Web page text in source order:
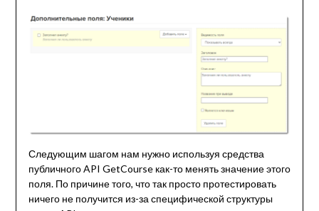
Следующим шагом нам нужно используя средства
публичного API GetCourse как-то менять значение этого
поля. По причине того, что так просто протестировать
ничего не получится из-за специфической структуры